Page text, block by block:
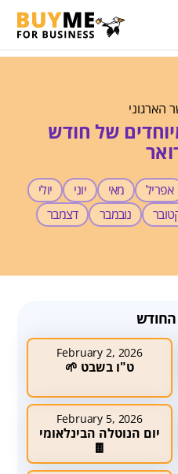
הארגוני
של חודש
אפריל מאי יוני
יולי
נובמבר דצמבר
החודש
February 2, 2026
ט"ו בשבט 🌱
February 5, 2026
יום הנוטלה הבינלאומי
🍫